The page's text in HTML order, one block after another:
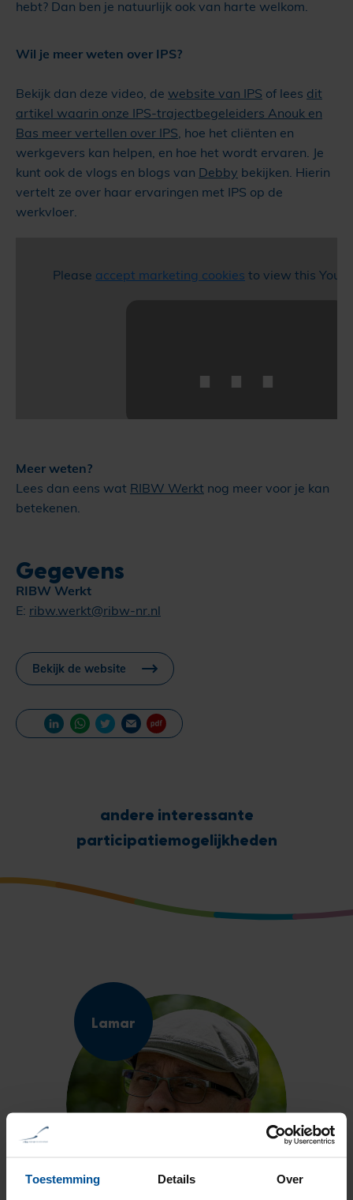
Toestemming Details Over
hebt? Dan ben je natuurlijk ook van harte welkom.
Wil je meer weten over IPS?
Bekijk dan deze video, de website van IPS of lees dit
artikel waarin onze IPS-trajectbegeleiders Anouk en
Bas meer vertellen over IPS, hoe het cliënten en
werkgevers kan helpen, en hoe het wordt ervaren. Je
kunt ook de vlogs en blogs van Debby bekijken. Hierin
vertelt ze over haar ervaringen met IPS op de
werkvloer.
⋯
Please accept marketing cookies to view this
Meer weten?
Lees dan eens wat RIBW Werkt nog meer voor je kan
betekenen.
Gegevens
RIBW Werkt
E: ribw.werkt@ribw-nr.nl
Bekijk de website
andere interessante
participatiemogelijkheden
Lamar